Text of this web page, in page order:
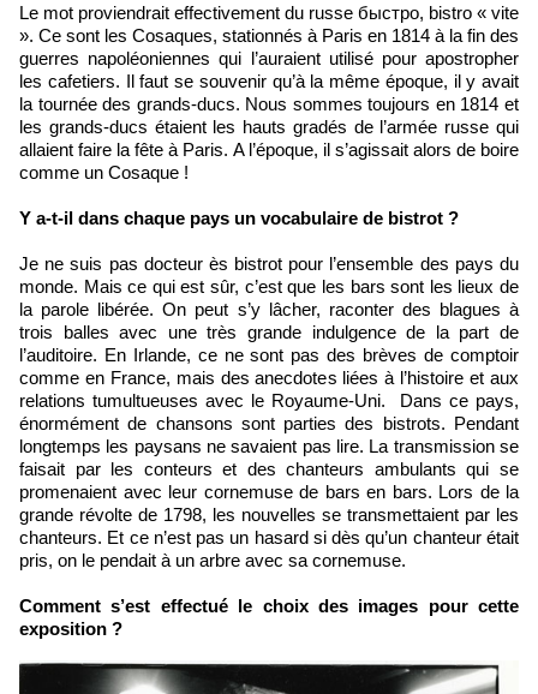
Le mot proviendrait effectivement du russe быстро, bistro « vite
». Ce sont les Cosaques, stationnés à Paris en 1814 à la fin des
guerres napoléoniennes qui l’auraient utilisé pour apostropher
les cafetiers. Il faut se souvenir qu’à la même époque, il y avait
la tournée des grands-ducs. Nous sommes toujours en 1814 et
les grands-ducs étaient les hauts gradés de l’armée russe qui
allaient faire la fête à Paris. A l’époque, il s’agissait alors de boire
comme un Cosaque !
Y a-t-il dans chaque pays un vocabulaire de bistrot ?
Je ne suis pas docteur ès bistrot pour l’ensemble des pays du
monde. Mais ce qui est sûr, c’est que les bars sont les lieux de
la parole libérée. On peut s’y lâcher, raconter des blagues à
trois balles avec une très grande indulgence de la part de
l’auditoire. En Irlande, ce ne sont pas des brèves de comptoir
comme en France, mais des anecdotes liées à l’histoire et aux
relations tumultueuses avec le Royaume-Uni. Dans ce pays,
énormément de chansons sont parties des bistrots. Pendant
longtemps les paysans ne savaient pas lire. La transmission se
faisait par les conteurs et des chanteurs ambulants qui se
promenaient avec leur cornemuse de bars en bars. Lors de la
grande révolte de 1798, les nouvelles se transmettaient par les
chanteurs. Et ce n’est pas un hasard si dès qu’un chanteur était
pris, on le pendait à un arbre avec sa cornemuse.
Comment s’est effectué le choix des images pour cette
exposition ?